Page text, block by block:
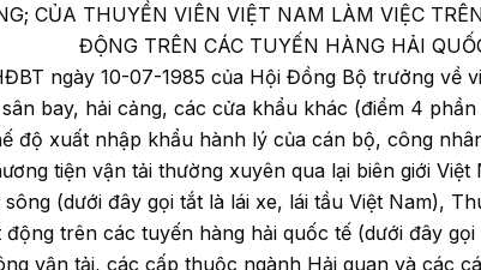
CỦA THUYỀN VIÊN VIỆT NAM LÀM VIỆC
ĐỘNG TRÊN CÁC TUYẾN HÀNG HẢI
ngày 10-07-1985 của Hội Đồng Bộ trưởng về
bay, hải cảng, các cửa khẩu khác (điểm 4
độ xuất nhập khẩu hành lý của cán bộ, công
tiện vận tải thường xuyên qua lại biên giới Việt
(dưới đây gọi tắt là lái xe, lái tầu Việt Nam),
trên các tuyến hàng hải quốc tế (dưới đây
vận tải, các cấp thuộc ngành Hải quan và các